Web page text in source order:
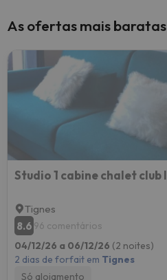
As ofertas mais baratas
Tignes
8.6 96 comentários
04/12/26 a 06/12/26 (2 noites)
2 dias de forfait em Tignes
Só alojamento